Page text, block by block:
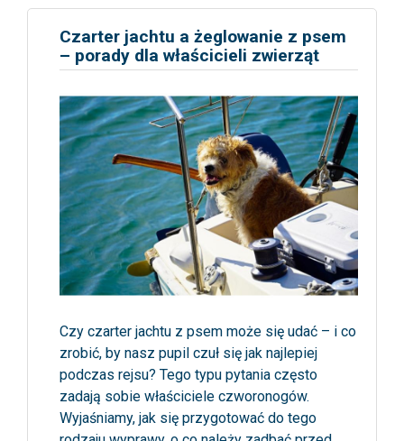
Czarter jachtu a żeglowanie z psem
– porady dla właścicieli zwierząt
Czy czarter jachtu z psem może się udać – i co
zrobić, by nasz pupil czuł się jak najlepiej
podczas rejsu? Tego typu pytania często
zadają sobie właściciele czworonogów.
Wyjaśniamy, jak się przygotować do tego